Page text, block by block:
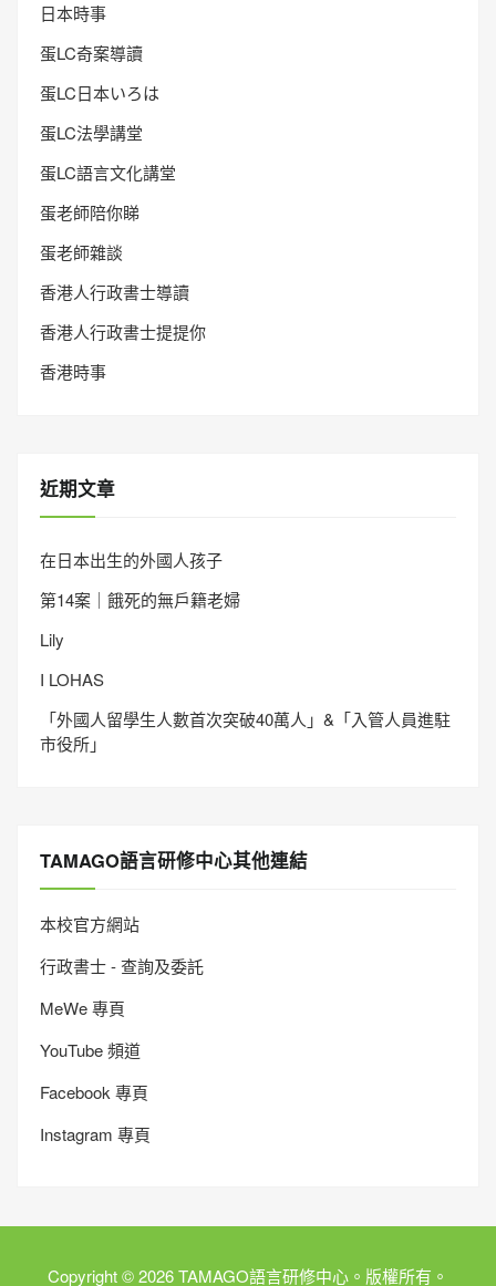
日本時事
蛋LC奇案導讀
蛋LC日本いろは
蛋LC法學講堂
蛋LC語言文化講堂
蛋老師陪你睇
蛋老師雜談
香港人行政書士導讀
香港人行政書士提提你
香港時事
近期文章
在日本出生的外國人孩子
第14案｜餓死的無戶籍老婦
Lily
I LOHAS
「外國人留學生人數首次突破40萬人」&「入管人員進駐
市役所」
TAMAGO語言研修中心其他連結
本校官方網站
行政書士 - 查詢及委託
MeWe 專頁
YouTube 頻道
Facebook 專頁
Instagram 專頁
Copyright © 2026 TAMAGO語言研修中心。版權所有。